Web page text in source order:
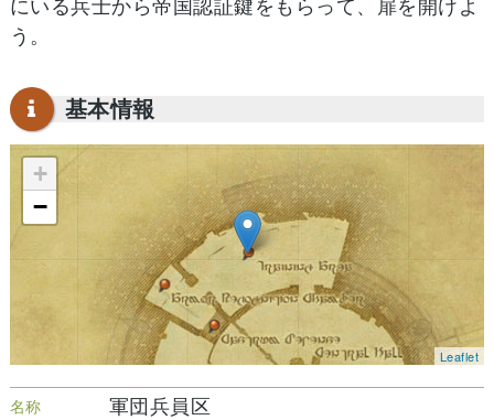
にいる兵士から帝国認証鍵をもらって、扉を開けよ
う。
基本情報
+
−
Leaflet
名称
軍団兵員区